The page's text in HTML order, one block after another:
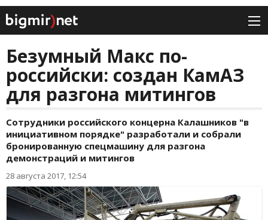
Безумный Макс по-
российски: создан КамАЗ
для разгона митингов
Сотрудники российского концерна Калашников "в
инициативном порядке" разработали и собрали
бронированную спецмашину для разгона
демонстраций и митингов
28 августа 2017, 12:54